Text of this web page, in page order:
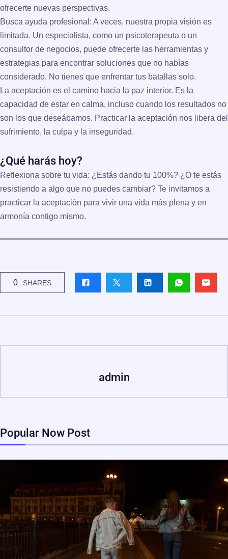
ofrecerte nuevas perspectivas.
Busca ayuda profesional: A veces, nuestra propia visión es
limitada. Un especialista, como un psicoterapeuta o un
consultor de negocios, puede ofrecerte las herramientas y
estrategias para encontrar soluciones que no habías
considerado. No tienes que enfrentar tus batallas solo.
La aceptación es el camino hacia la paz interior. Es la
capacidad de estar en calma, incluso cuando los resultados no
son los que deseábamos. Practicar la aceptación nos libera del
sufrimiento, la culpa y la inseguridad.
¿Qué harás hoy?
Reflexiona sobre tu vida: ¿Estás dando tu 100%? ¿O te estás
resistiendo a algo que no puedes cambiar? Te invitamos a
practicar la aceptación para vivir una vida más plena y en
armonía contigo mismo.
0 SHARES
admin
Popular Now Post